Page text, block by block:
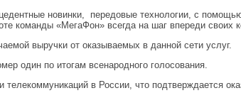
новинки, передовые технологии, с
команды «МегаФон» всегда на шаг впереди своих
выручки от оказываемых в данной сети услуг.
один по итогам всенародного голосования.
в России, что подтверждается